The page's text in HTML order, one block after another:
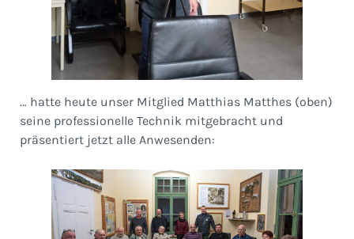
… hatte heute unser Mitglied Matthias Matthes (oben)
seine professionelle Technik mitgebracht und
präsentiert jetzt alle Anwesenden: